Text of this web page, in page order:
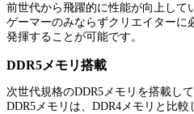
前世代から飛躍的に性能が向上して
ゲーマーのみならずクリエイターに
発揮することが可能です。
DDR5メモリ搭載
次世代規格のDDR5メモリを搭載して
DDR5メモリは、DDR4メモリと比